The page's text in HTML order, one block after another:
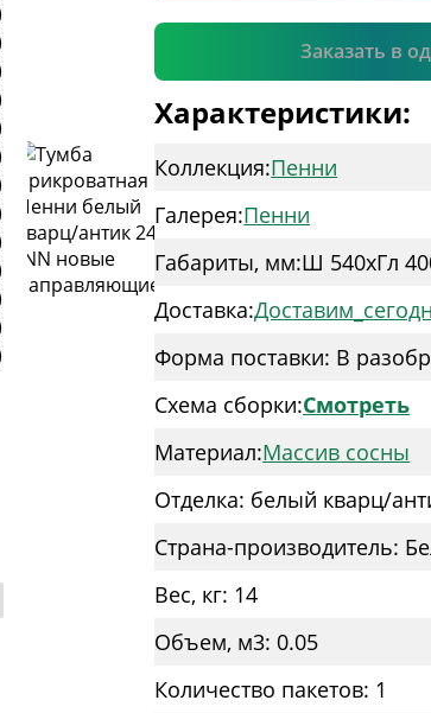
Заказать в
Характеристики:
Коллекция:Пенни
Галерея:Пенни
Габариты, мм:Ш 540xГл
Доставка:
Форма поставки: В
Схема сборки:Смотреть
Материал:Массив сосны
Отделка: белый кварц/
Страна-производитель:
Вес, кг: 14
Объем, м3: 0.05
Количество пакетов: 1